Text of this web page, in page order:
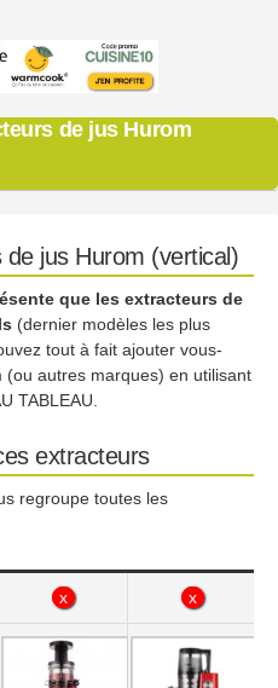
de jus Hurom
jus Hurom (vertical)
que les extracteurs de
(dernier modèles les plus
tout à fait ajouter vous-
(ou autres marques) en utilisant
TABLEAU.
extracteurs
regroupe toutes les
x
x
x x